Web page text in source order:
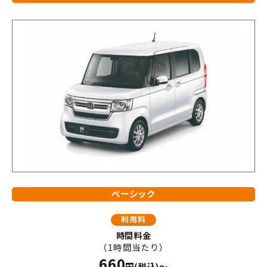
ベーシック
利用料
時間料金
（1時間当たり）